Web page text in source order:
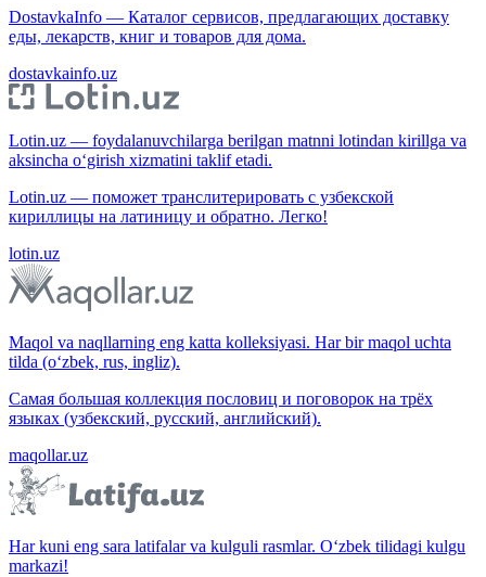
DostavkaInfo — Каталог сервисов, предлагающих доставку
еды, лекарств, книг и товаров для дома.
dostavkainfo.uz
Lotin.uz — foydalanuvchilarga berilgan matnni lotindan kirillga va
aksincha o‘girish xizmatini taklif etadi.
Lotin.uz — поможет транслитерировать с узбекской
кириллицы на латиницу и обратно. Легко!
lotin.uz
Maqol va naqllarning eng katta kolleksiyasi. Har bir maqol uchta
tilda (o‘zbek, rus, ingliz).
Самая большая коллекция пословиц и поговорок на трёх
языках (узбекский, русский, английский).
maqollar.uz
Har kuni eng sara latifalar va kulguli rasmlar. O‘zbek tilidagi kulgu
markazi!